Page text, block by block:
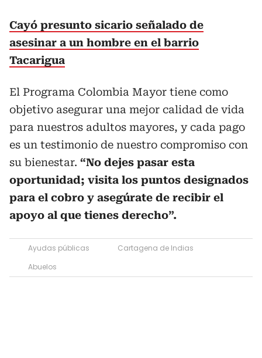
Cayó presunto sicario señalado de
asesinar a un hombre en el barrio
Tacarigua
El Programa Colombia Mayor tiene como
objetivo asegurar una mejor calidad de vida
para nuestros adultos mayores, y cada pago
es un testimonio de nuestro compromiso con
su bienestar. “No dejes pasar esta
oportunidad; visita los puntos designados
para el cobro y asegúrate de recibir el
apoyo al que tienes derecho”.
Ayudas públicas
Cartagena de Indias
Abuelos